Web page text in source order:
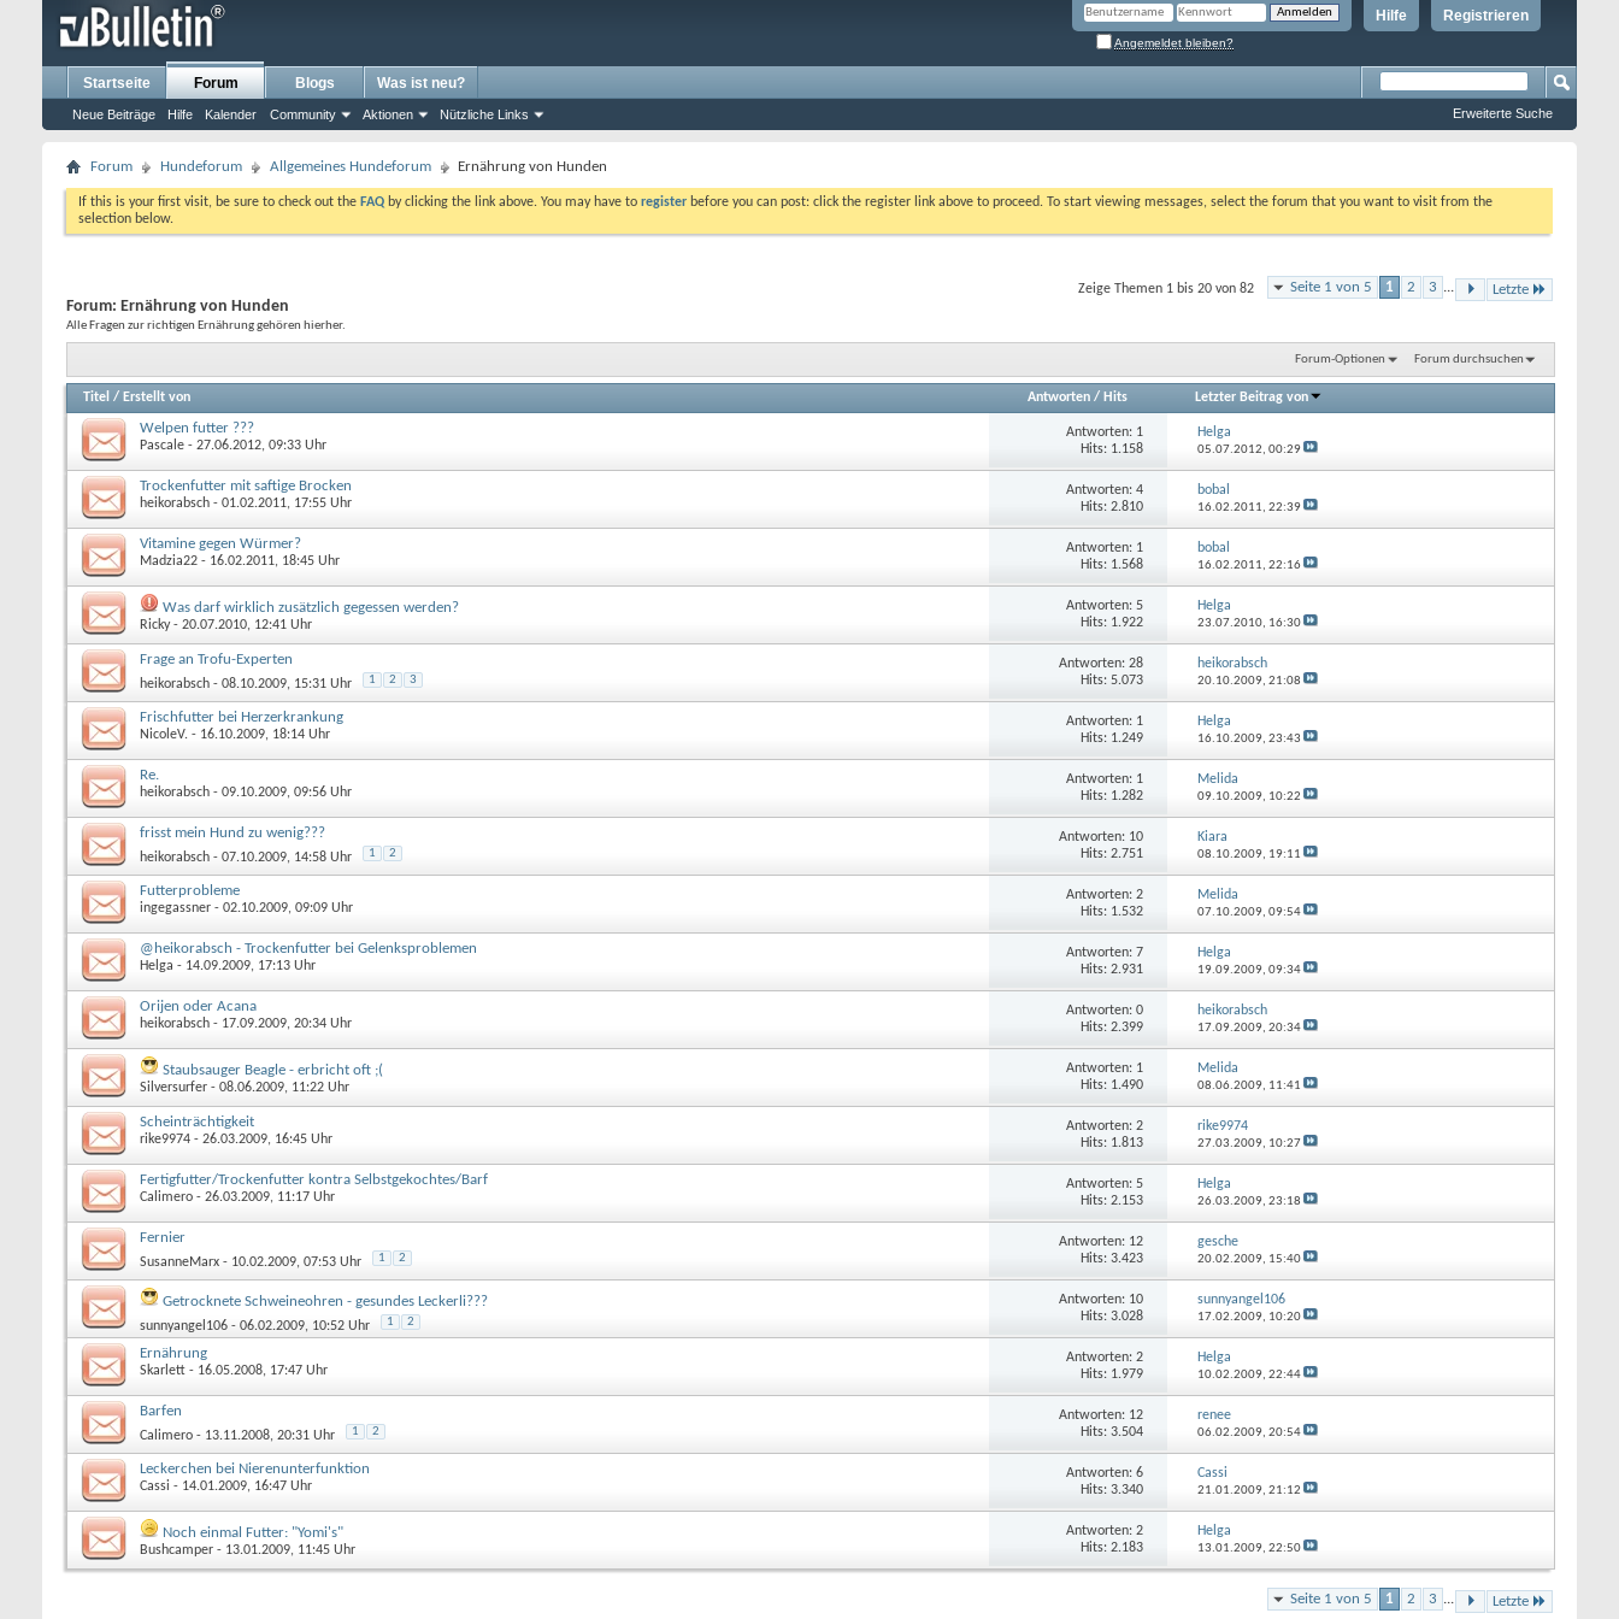
Registrieren
Hilfe
Angemeldet bleiben?
Startseite Forum
Neue Beiträge Hilfe Kalender Community Aktionen Nützliche Links
Blogs Was ist neu?
Erweiterte Suche
Forum Hundeforum Allgemeines Hundeforum Ernährung von Hunden
If this is your first visit, be sure to check out the FAQ by clicking the link above. You may have to register before you can post: click the register link above to proceed. To start viewing messages, select the forum that you want to visit from the
selection below.
Seite 1 von 5 1 2 3 ... Letzte
Zeige Themen 1 bis 20 von 82
Forum: Ernährung von Hunden
Alle Fragen zur richtigen Ernährung gehören hierher.
Forum-Optionen Forum durchsuchen
Titel / Erstellt von Antworten/ Hits Letzter Beitrag von
Welpen futter ???
Pascale - 27.06.2012, 09:33 Uhr
Antworten: 1
Hits: 1.158
Helga
05.07.2012, 00:29
Trockenfutter mit saftige Brocken
heikorabsch - 01.02.2011, 17:55 Uhr
Antworten: 4
Hits: 2.810
bobal
16.02.2011, 22:39
Vitamine gegen Würmer?
Madzia22 - 16.02.2011, 18:45 Uhr
Antworten: 1
Hits: 1.568
bobal
16.02.2011, 22:16
Was darf wirklich zusätzlich gegessen werden?
Ricky- 20.07.2010, 12:41 Uhr
Antworten: 5
Hits: 1.922
Helga
23.07.2010, 16:30
Frage an Trofu-Experten
heikorabsch - 08.10.2009, 15:31 Uhr 1 2 3
Antworten: 28
Hits: 5.073
heikorabsch
20.10.2009, 21:08
Frischfutter bei Herzerkrankung
NicoleV. - 16.10.2009, 18:14 Uhr
Antworten: 1
Hits: 1.249
Helga
16.10.2009, 23:43
Re.
heikorabsch - 09.10.2009, 09:56 Uhr
Antworten: 1
Hits: 1.282
Melida
09.10.2009, 10:22
frisst mein Hund zu wenig???
heikorabsch - 07.10.2009, 14:58 Uhr 1 2
Antworten: 10
Hits: 2.751
Kiara
08.10.2009, 19:11
Futterprobleme
ingegassner - 02.10.2009, 09:09 Uhr
Antworten: 2
Hits: 1.532
Melida
07.10.2009, 09:54
@heikorabsch - Trockenfutter bei Gelenksproblemen
Helga - 14.09.2009, 17:13 Uhr
Antworten: 7
Hits: 2.931
Helga
19.09.2009, 09:34
Orijen oder Acana
heikorabsch - 17.09.2009, 20:34 Uhr
Antworten: 0
Hits: 2.399
heikorabsch
17.09.2009, 20:34
Staubsauger Beagle - erbricht oft ;(
Silversurfer - 08.06.2009, 11:22 Uhr
Antworten: 1
Hits: 1.490
Melida
08.06.2009, 11:41
Scheinträchtigkeit
rike9974 - 26.03.2009, 16:45 Uhr
Antworten: 2
Hits: 1.813
rike9974
27.03.2009, 10:27
Fertigfutter/Trockenfutter kontra Selbstgekochtes/Barf
Calimero - 26.03.2009, 11:17 Uhr
Antworten: 5
Hits: 2.153
Helga
26.03.2009, 23:18
Fernier
SusanneMarx - 10.02.2009, 07:53 Uhr 1 2
Antworten: 12
Hits: 3.423
gesche
20.02.2009, 15:40
Getrocknete Schweineohren - gesundes Leckerli???
sunnyangel106 - 06.02.2009, 10:52 Uhr 1 2
Antworten: 10
Hits: 3.028
sunnyangel106
17.02.2009, 10:20
Ernährung
Skarlett - 16.05.2008, 17:47 Uhr
Antworten: 2
Hits: 1.979
Helga
10.02.2009, 22:44
Barfen
Calimero - 13.11.2008, 20:31 Uhr 1 2
Antworten: 12
Hits: 3.504
renee
06.02.2009, 20:54
Leckerchen bei Nierenunterfunktion
Cassi - 14.01.2009, 16:47 Uhr
Antworten: 6
Hits: 3.340
Cassi
21.01.2009, 21:12
Noch einmal Futter: "Yomi's"
Bushcamper - 13.01.2009, 11:45 Uhr
Antworten: 2
Hits: 2.183
Helga
13.01.2009, 22:50
Seite 1 von 5 1 2 3 ... Letzte